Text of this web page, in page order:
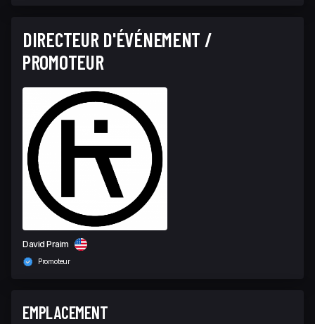
DIRECTEUR D'ÉVÉNEMENT /
PROMOTEUR
David Praim
Promoteur
EMPLACEMENT